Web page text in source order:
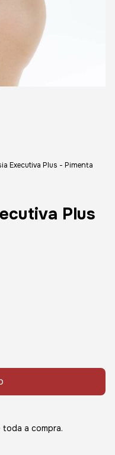
Executiva Plus - Pimenta
Plus
a compra.